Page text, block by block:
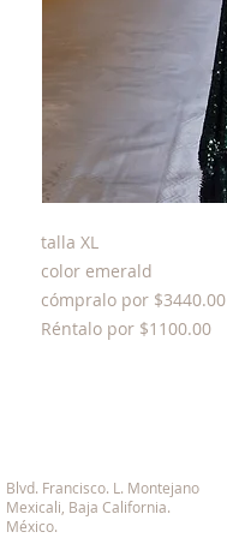
talla XL
color emerald
cómpralo por $3440.00
Réntalo por $1100.00
Blvd. Francisco. L. Montejano
Mexicali, Baja California.
México.